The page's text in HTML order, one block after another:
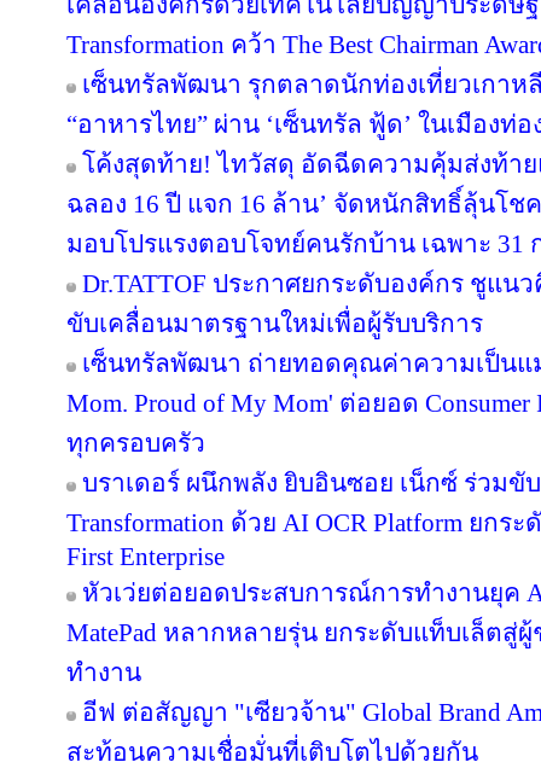
Transformation คว้า The Best Chairman
เซ็นทรัลพัฒนา รุกตลาดนักท่องเที่ยวเกาห
“อาหารไทย” ผ่าน ‘เซ็นทรัล ฟู้ด’ ในเมืองท่อ
โค้งสุดท้าย! ไทวัสดุ อัดฉีดความคุ้มส่งท้า
ฉลอง 16 ปี แจก 16 ล้าน’ จัดหนักสิทธิ์ลุ้นโ
มอบโปรแรงตอบโจทย์คนรักบ้าน เฉพาะ 31
Dr.TATTOF ประกาศยกระดับองค์กร ชูแน
ขับเคลื่อนมาตรฐานใหม่เพื่อผู้รับบริการ
เซ็นทรัลพัฒนา ถ่ายทอดคุณค่าความเป็นแม่
Mom. Proud of My Mom' ต่อยอด Consumer
ทุกครอบครัว
บราเดอร์ ผนึกพลัง ยิบอินซอย เน็กซ์ ร่วมขับ
Transformation ด้วย AI OCR Platform ยก
First Enterprise
หัวเว่ยต่อยอดประสบการณ์การทำงานยุค
MatePad หลากหลายรุ่น ยกระดับแท็บเล็ตสู่
ทำงาน
อีฟ ต่อสัญญา "เซียวจ้าน" Global Brand
สะท้อนความเชื่อมั่นที่เติบโตไปด้วยกัน